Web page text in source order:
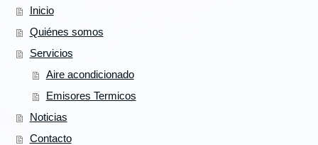
Inicio
Quiénes somos
Servicios
Aire acondicionado
Emisores Termicos
Noticias
Contacto